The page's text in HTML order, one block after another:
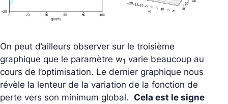
On peut d’ailleurs observer sur le troisième
graphique que le paramètre w1 varie beaucoup au
cours de l’optimisation. Le dernier graphique nous
révèle la lenteur de la variation de la fonction de
perte vers son minimum global. Cela est le signe